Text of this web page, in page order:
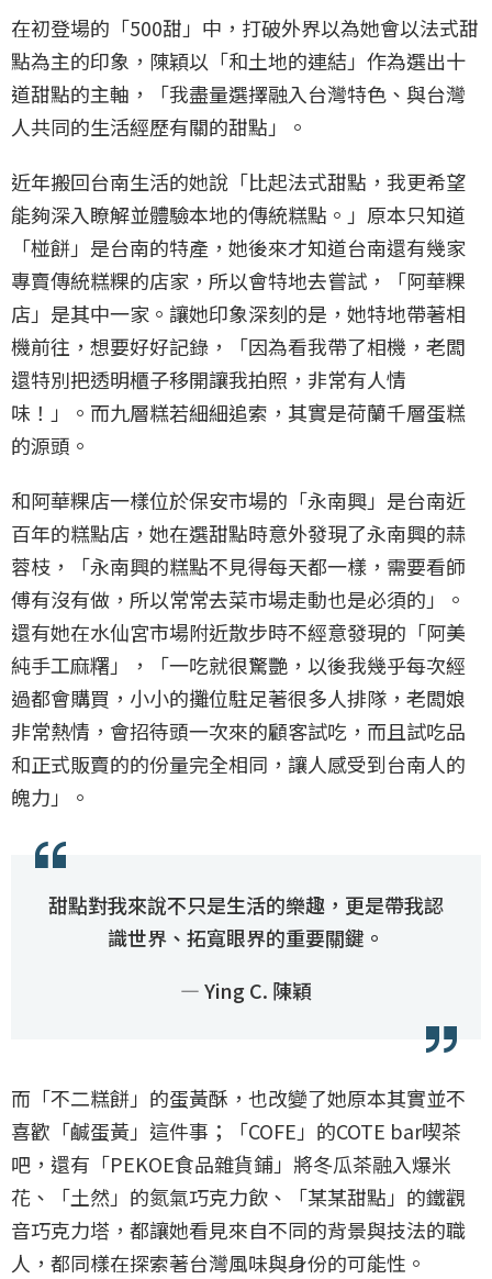
在初登場的「500甜」中，打破外界以為她會以法式甜
點為主的印象，陳穎以「和土地的連結」作為選出十
道甜點的主軸，「我盡量選擇融入台灣特色、與台灣
人共同的生活經歷有關的甜點」。
近年搬回台南生活的她說「比起法式甜點，我更希望
能夠深入瞭解並體驗本地的傳統糕點。」原本只知道
「椪餅」是台南的特產，她後來才知道台南還有幾家
專賣傳統糕粿的店家，所以會特地去嘗試，「阿華粿
店」是其中一家。讓她印象深刻的是，她特地帶著相
機前往，想要好好記錄，「因為看我帶了相機，老闆
還特別把透明櫃子移開讓我拍照，非常有人情
味！」。而九層糕若細細追索，其實是荷蘭千層蛋糕
的源頭。
和阿華粿店一樣位於保安市場的「永南興」是台南近
百年的糕點店，她在選甜點時意外發現了永南興的蒜
蓉枝，「永南興的糕點不見得每天都一樣，需要看師
傅有沒有做，所以常常去菜市場走動也是必須的」。
還有她在水仙宮市場附近散步時不經意發現的「阿美
純手工麻糬」，「一吃就很驚艷，以後我幾乎每次經
過都會購買，小小的攤位駐足著很多人排隊，老闆娘
非常熱情，會招待頭一次來的顧客試吃，而且試吃品
和正式販賣的的份量完全相同，讓人感受到台南人的
魄力」。
甜點對我來說不只是生活的樂趣，更是帶我認
識世界、拓寬眼界的重要關鍵。
— Ying C. 陳穎
而「不二糕餅」的蛋黃酥，也改變了她原本其實並不
喜歡「鹹蛋黃」這件事；「COFE」的COTE bar喫茶
吧，還有「PEKOE食品雜貨鋪」將冬瓜茶融入爆米
花、「土然」的氮氣巧克力飲、「某某甜點」的鐵觀
音巧克力塔，都讓她看見來自不同的背景與技法的職
人，都同樣在探索著台灣風味與身份的可能性。